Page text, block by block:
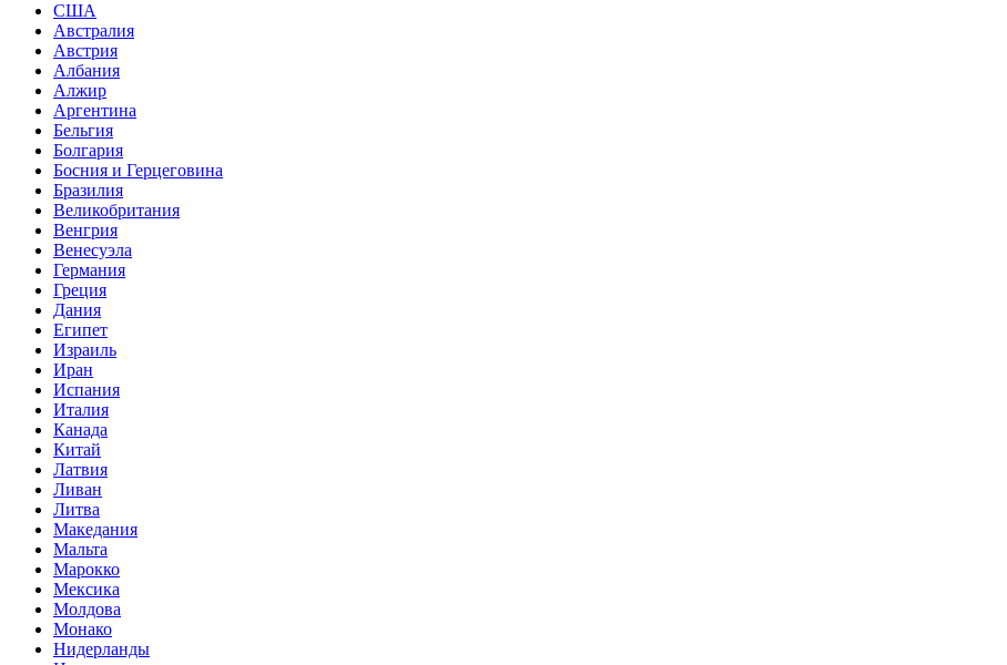
США
Австралия
Австрия
Албания
Алжир
Аргентина
Бельгия
Болгария
Босния и Герцеговина
Бразилия
Великобритания
Венгрия
Венесуэла
Германия
Греция
Дания
Египет
Израиль
Иран
Испания
Италия
Канада
Китай
Латвия
Ливан
Литва
Македания
Мальта
Марокко
Мексика
Молдова
Монако
Нидерланды